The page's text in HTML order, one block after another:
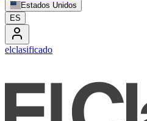
Estados Unidos
ES
elclasificado